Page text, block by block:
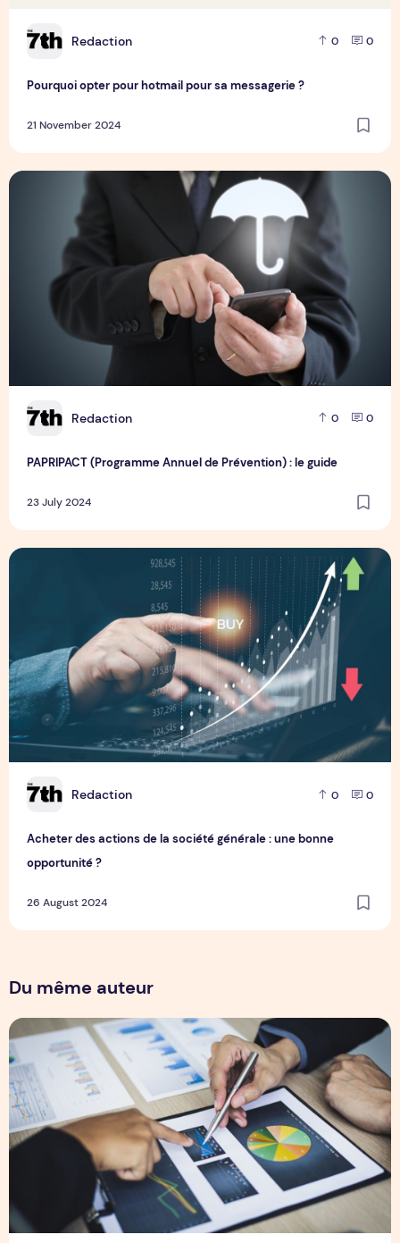
R Redaction 0 0
Pourquoi opter pour hotmail pour sa messagerie ?
21 November 2024
R Redaction 0 0
PAPRIPACT (Programme Annuel de Prévention) : le guide
23 July 2024
PAPRIPACT (Programme Annuel de Prévention) : le guide
R Redaction 0 0
Acheter des actions de la société générale : une bonne
opportunité ?
26 August 2024
Acheter des actions de la société générale : une bonne
Du même auteur
Pourquoi choisir Exagonline pour optimiser la gestion de